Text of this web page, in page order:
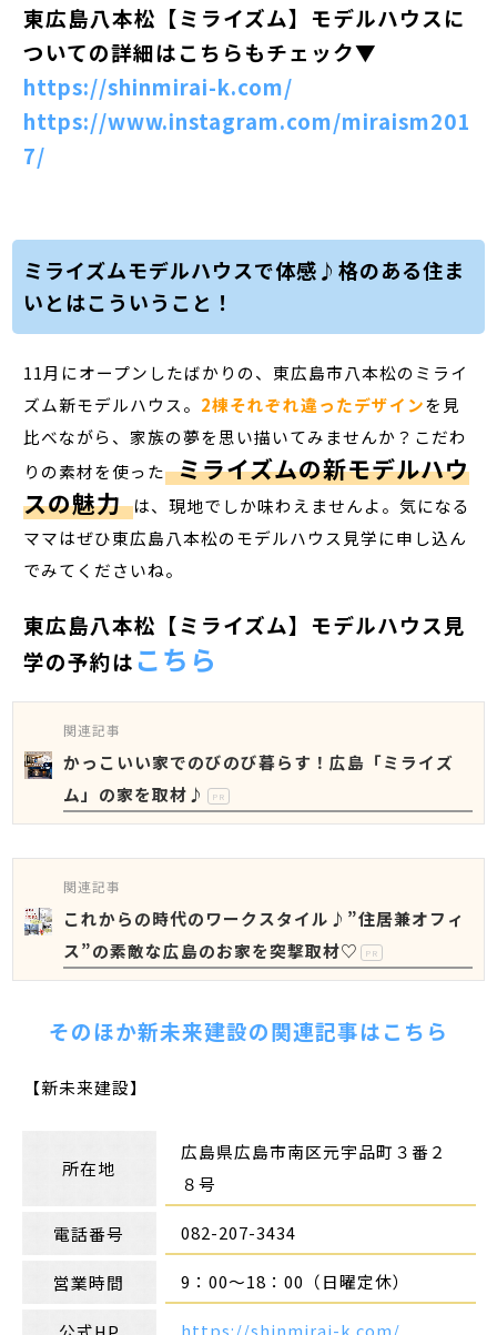
東広島八本松【ミライズム】モデルハウスに
ついての詳細はこちらもチェック▼
https://shinmirai-k.com/
https://www.instagram.com/miraism201
7/
ミライズムモデルハウスで体感♪格のある住ま
いとはこういうこと！
11月にオープンしたばかりの、東広島市八本松のミライ
ズム新モデルハウス。 2棟それぞれ違ったデザインを見
比べながら、家族の夢を思い描いてみませんか？こだわ
りの素材を使った ミライズムの新モデルハウ
スの魅力 は、現地でしか味わえませんよ。気になる
ママはぜひ東広島八本松のモデルハウス見学に申し込ん
でみてくださいね。
東広島八本松【ミライズム】モデルハウス見
学の予約はこちら
関連記事
かっこいい家でのびのび暮らす！広島「ミライズ
ム」の家を取材♪
PR
関連記事
これからの時代のワークスタイル♪”住居兼オフィ
ス”の素敵な広島のお家を突撃取材♡
PR
そのほか新未来建設の関連記事はこちら
【新未来建設】
所在地
広島県広島市南区元宇品町３番２
８号
電話番号 082-207-3434
営業時間 9：00～18：00（日曜定休）
https://shinmirai-k.com/